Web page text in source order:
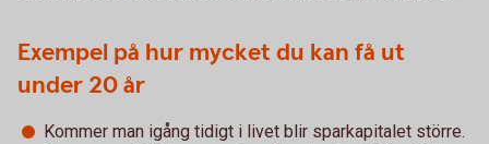
Exempel på hur mycket du kan få ut
under 20 år
Kommer man igång tidigt i livet blir sparkapitalet större.